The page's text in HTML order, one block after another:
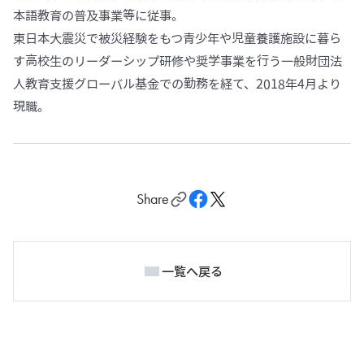
本語教育の普及事業等に従事。
東日本大震災で被災経験をもつ青少年や児童養護施設に暮ら
す高校生のリーダーシップ研修や奨学事業を行う一般財団法
人教育支援グローバル基金での勤務を経て、2018年4月より
現職。
Share
一覧へ戻る